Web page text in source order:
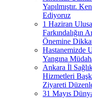
Yapılmıştır.
Ediyoruz
1 Haziran
Farkındalığın
Önemine
Hastanemizde
Yangına
Ankara İl
Hizmetleri
Ziyareti
31 Mayıs